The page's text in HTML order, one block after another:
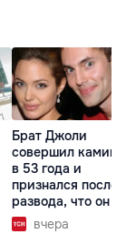
Брат Джоли
совершил
в 53 года и
признался после
развода, что он
вчера